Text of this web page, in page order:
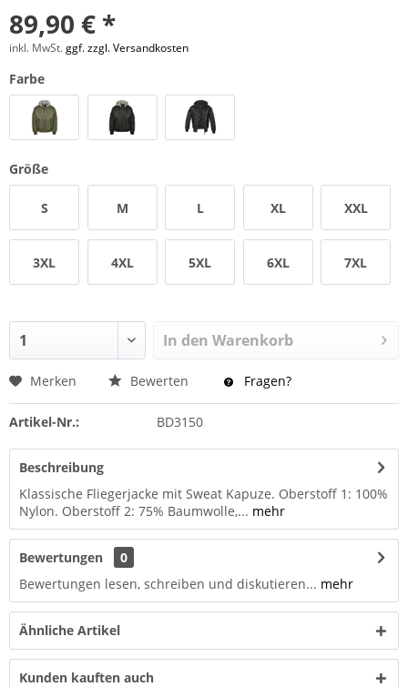
89,90 € *
inkl. MwSt.ggf. zzgl. Versandkosten
Farbe
Größe
S M L XL XXL
3XL 4XL 5XL 6XL 7XL
In den Warenkorb
Merken Bewerten Fragen?
Artikel-Nr.: BD3150
Beschreibung
Klassische Fliegerjacke mit Sweat Kapuze. Oberstoff 1: 100%
Nylon. Oberstoff 2: 75% Baumwolle,... mehr
Bewertungen
0
Bewertungen lesen, schreiben und diskutieren... mehr
Ähnliche Artikel
Kunden kauften auch